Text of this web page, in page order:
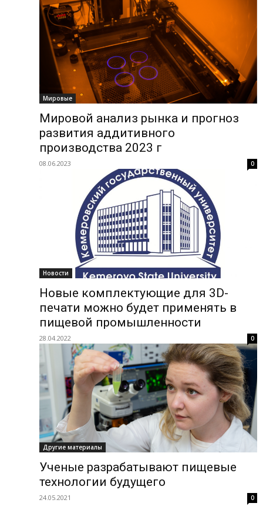
Мировые
Мировой анализ рынка и прогноз
развития аддитивного
производства 2023 г
08.06.2023 0
Новости
Новые комплектующие для 3D-
печати можно будет применять в
пищевой промышленности
28.04.2022 0
Другие материалы
Ученые разрабатывают пищевые
технологии будущего
24.05.2021 0